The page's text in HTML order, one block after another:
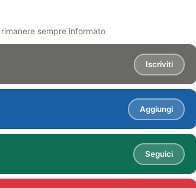
sempre informato
Iscriviti
Aggiungi
Seguici